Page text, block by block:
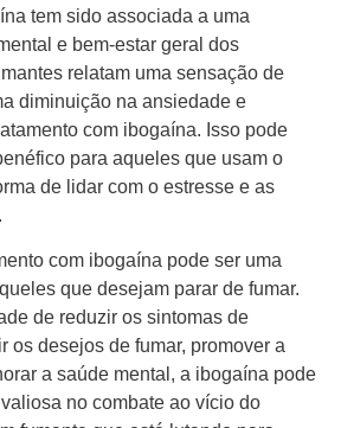
tem sido associada a uma
e bem-estar geral dos
relatam uma sensação de
diminuição na ansiedade e
com ibogaína. Isso pode
para aqueles que usam o
de lidar com o estresse e as
com ibogaína pode ser uma
que desejam parar de fumar.
de reduzir os sintomas de
os desejos de fumar, promover a
a saúde mental, a ibogaína pode
no combate ao vício do